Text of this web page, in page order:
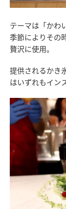
テーマは「かわ
季節によりその
贅沢に使用。
提供されるかき
はいずれもイン